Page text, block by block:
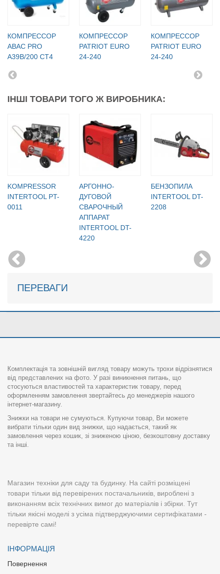
КОМПРЕССОР
ABAC PRO
A39B/200 CT4
КОМПРЕССОР
PATRIOT EURO
24-240
КОМПРЕССОР
PATRIOT EURO
24-240
ІНШІ ТОВАРИ ТОГО Ж ВИРОБНИКА:
KOMPRESSOR
INTERTOOL PT-
0011
АРГОННО-
ДУГОВОЙ
СВАРОЧНЫЙ
АППАРАТ
INTERTOOL DT-
4220
БЕНЗОПИЛА
INTERTOOL DT-
2208
ПЕРЕВАГИ
Комплектація та зовнішній вигляд товару можуть трохи відрізнятися
від представлених на фото. У разі виникнення питань, що
стосуються властивостей та характеристик товару, перед
оформленням замовлення звертайтесь до менеджерів нашого
інтернет-магазину.
Знижки на товари не сумуються. Купуючи товар, Ви можете
вибрати тільки один вид знижки, що надається, такий як
замовлення через кошик, зі зниженою ціною, безкоштовну доставку
та інші.
Магазин техніки для саду та будинку. На сайті розміщені
товари тільки від перевірених постачальників, вироблені з
виконанням всіх технічних вимог до матеріалів і збірки. Тут
тільки якісні моделі з усіма підтверджуючими сертифікатами -
перевірте самі!
ІНФОРМАЦІЯ
Повернення